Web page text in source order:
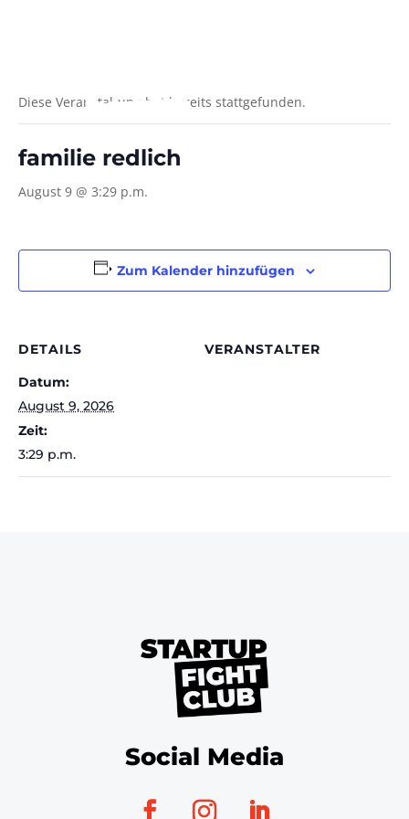
Diese Veranstaltung hat bereits stattgefunden.
familie redlich
August 9 @ 3:29 p.m.
Zum Kalender hinzufügen
DETAILS
Datum:
August 9, 2026
Zeit:
3:29 p.m.
VERANSTALTER
Social Media